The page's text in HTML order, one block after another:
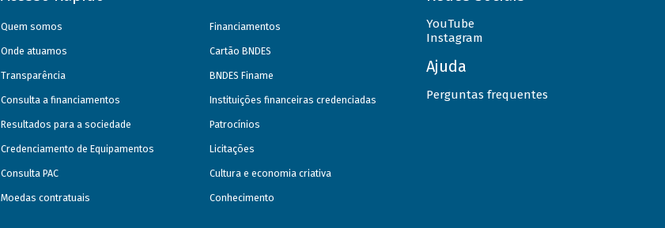
Quem somos
Onde atuamos
Transparência
Consulta a financiamentos
Resultados para a sociedade
Credenciamento de Equipamentos
Consulta PAC
Moedas contratuais
Financiamentos
Cartão BNDES
BNDES Finame
Instituições financeiras credenciadas
Patrocínios
Licitações
Cultura e economia criativa
Conhecimento
YouTube
Instagram
Ajuda
Perguntas frequentes